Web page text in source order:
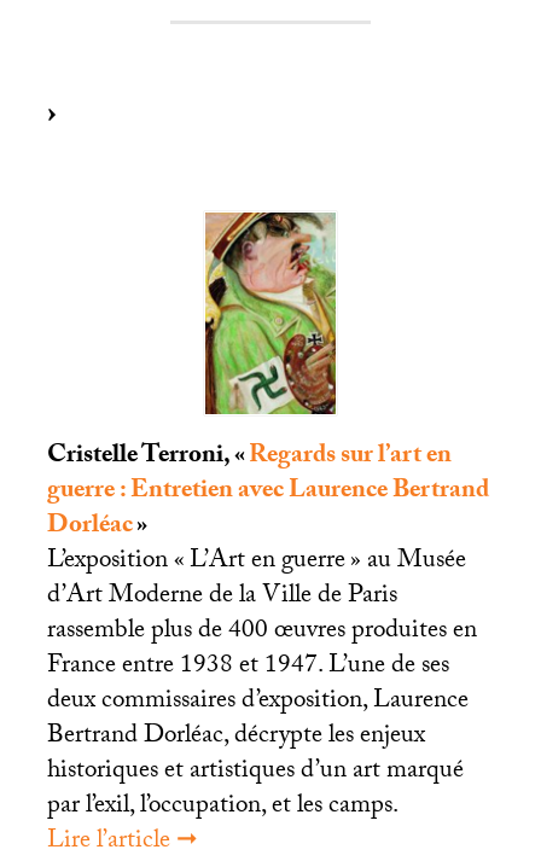
Cristelle Terroni, «Regards sur l’art en
guerre : Entretien avec Laurence Bertrand
Dorléac»
L’exposition «L’Art en guerre» au Musée
d’Art Moderne de la Ville de Paris
rassemble plus de 400 œuvres produites en
France entre 1938 et 1947. L’une de ses
deux commissaires d’exposition, Laurence
Bertrand Dorléac, décrypte les enjeux
historiques et artistiques d’un art marqué
par l’exil, l’occupation, et les camps.
Lire l’article ➞